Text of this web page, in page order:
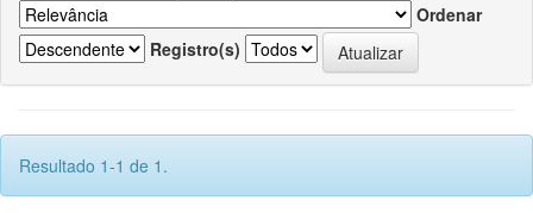
Ordenar
Registro(s)
Resultado 1-1 de 1.